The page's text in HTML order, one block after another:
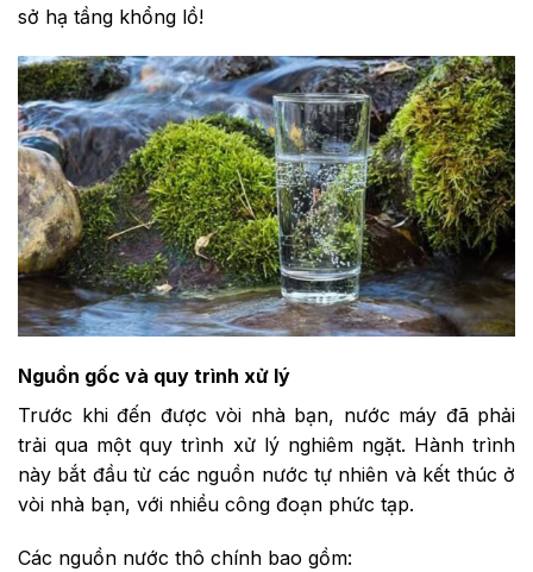
sở hạ tầng khổng lồ!
Nguồn gốc và quy trình xử lý
Trước khi đến được vòi nhà bạn, nước máy đã phải
trải qua một quy trình xử lý nghiêm ngặt. Hành trình
này bắt đầu từ các nguồn nước tự nhiên và kết thúc ở
vòi nhà bạn, với nhiều công đoạn phức tạp.
Các nguồn nước thô chính bao gồm: